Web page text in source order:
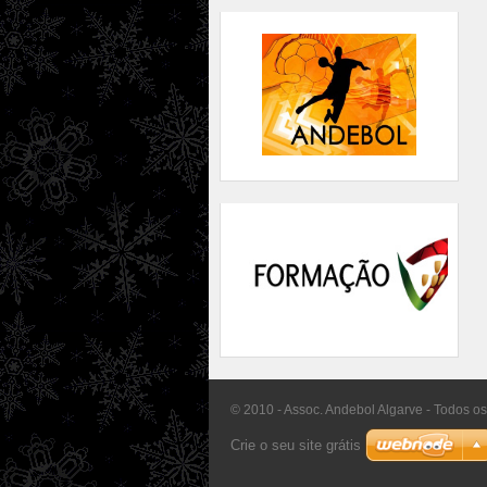
© 2010 - Assoc. Andebol Algarve - Todos
Crie o seu site grátis